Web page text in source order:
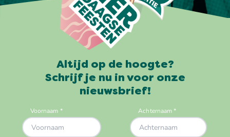
Altijd op de hoogte?
Schrijf je nu in voor onze
nieuwsbrief!